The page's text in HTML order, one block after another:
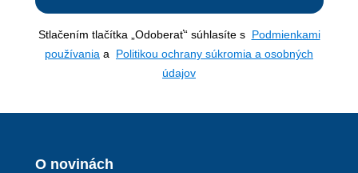
Stlačením tlačítka „Odoberať“ súhlasíte s Podmienkami
používania a Politikou ochrany súkromia a osobných
údajov
O novinách